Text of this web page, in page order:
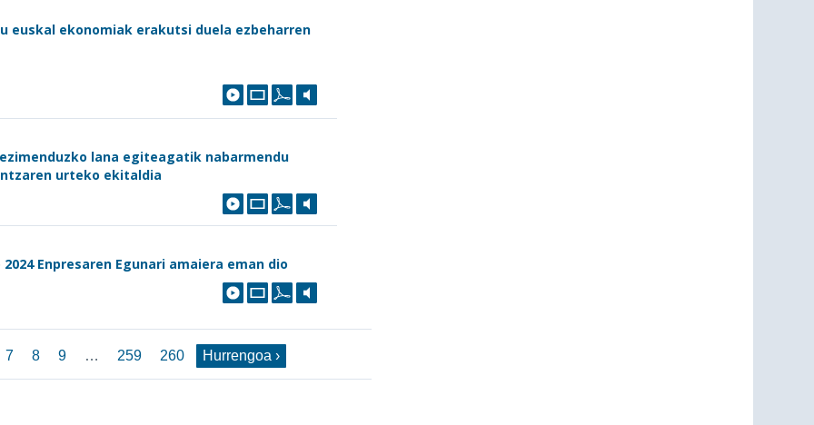
euskal ekonomiak erakutsi duela ezbeharren
lana egiteagatik nabarmendu
urteko ekitaldia
Enpresaren Egunari amaiera eman dio
7 8 9 … 259 260 Hurrengoa ›